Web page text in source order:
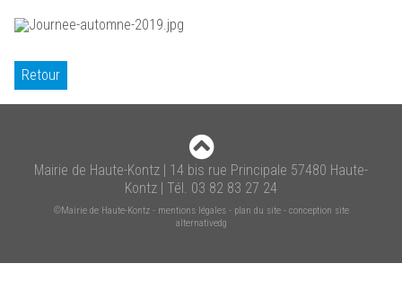
Retour
Mairie de Haute-Kontz | 14 bis rue Principale 57480 Haute-
Kontz | Tél. 03 82 83 27 24
©Mairie de Haute-Kontz- mentions légales- plan du site- conception site
alternativedg